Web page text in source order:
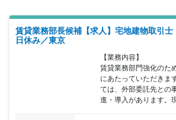
賃貸業務部長候補【求人】宅地建物取引士
日休み／東京
【業務内容】
賃貸業務部門強化のた
にあたっていただきま
ては、外部委託先との
進・導入があります。現